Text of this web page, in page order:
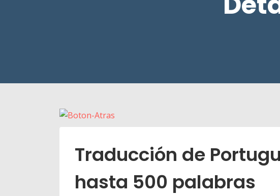
Traducción de
hasta 500 palabras